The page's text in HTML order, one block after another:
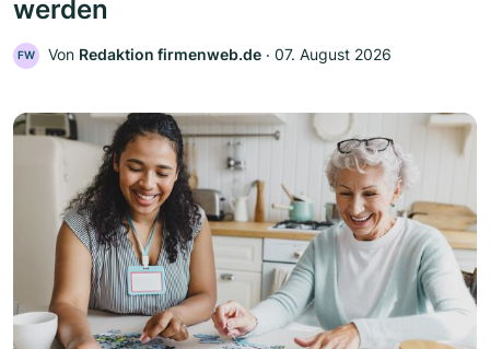
werden
FW Von Redaktion firmenweb.de ‧ 07. August 2026